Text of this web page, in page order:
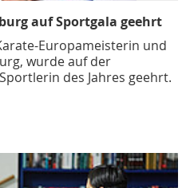
auf Sportgala geehrt
Europameisterin und
wurde auf der
des Jahres geehrt.